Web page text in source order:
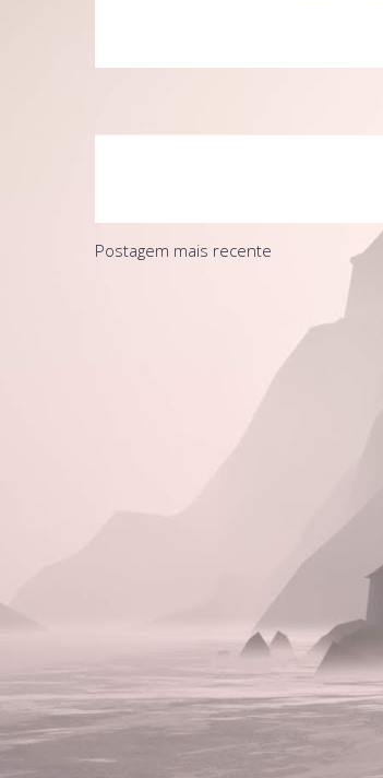
Postagem mais recente